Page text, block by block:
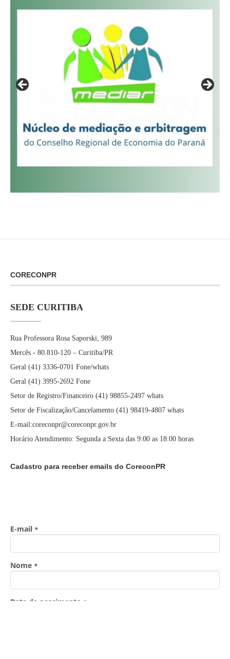
CORECONPR
SEDE CURITIBA
Rua Professora Rosa Saporski, 989
Mercês - 80.810-120 – Curitiba/PR
Geral (41) 3336-0701 Fone/whats
Geral (41) 3995-2692 Fone
Setor de Registro/Financeiro (41) 98855-2497 whats
Setor de Fiscalização/Cancelamento (41) 98419-4807 whats
E-mail:coreconpr@coreconpr.gov.br
Horário Atendimento: Segunda a Sexta das 9:00 as 18:00 horas
Cadastro para receber emails do CoreconPR